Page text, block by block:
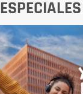
ESPECIALES